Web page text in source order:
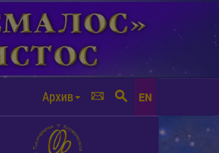
Архив EN